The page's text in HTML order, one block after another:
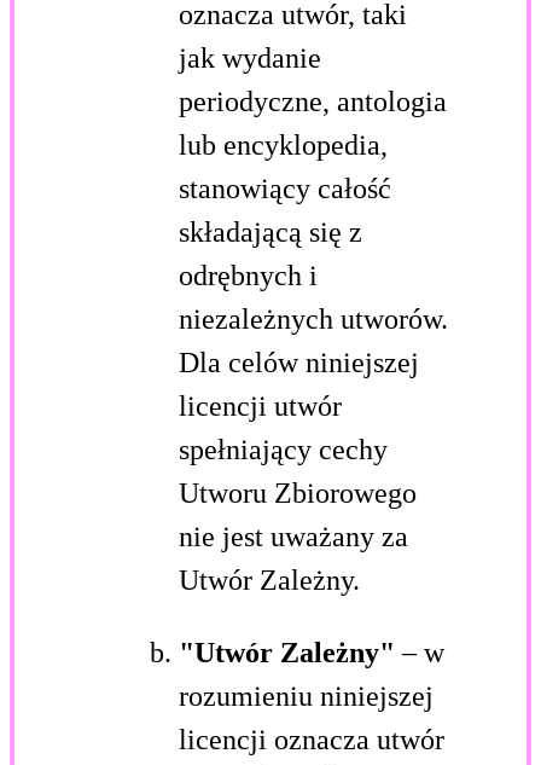
oznacza utwór, taki
jak wydanie
periodyczne, antologia
lub encyklopedia,
stanowiący całość
składającą się z
odrębnych i
niezależnych utworów.
Dla celów niniejszej
licencji utwór
spełniający cechy
Utworu Zbiorowego
nie jest uważany za
Utwór Zależny.
"Utwór Zależny"– w
rozumieniu niniejszej
licencji oznacza utwór